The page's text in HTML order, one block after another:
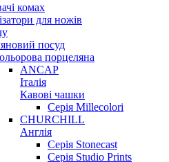
комах
для ножів
посуд
порцеляна
ANCAP
Італія
Кавові чашки
Серія Millecolori
CHURCHILL
Англія
Серія Stonecast
Серія Studio Prints